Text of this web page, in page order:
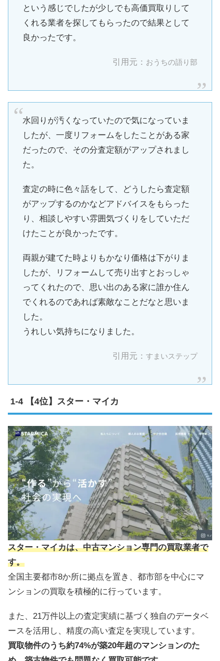
という感じでしたが少しでも高価買取りして
くれる業者を探してもらったので結果として
良かったです。
引用元： おうちの語り部
水回りが汚くなっていたので気になっていま
したが、一度リフォームをしたことがある家
だったので、その分査定額がアップされまし
た。
査定の時に色々話をして、どうしたら査定額
がアップするのかなどアドバイスをもらった
り、相談しやすい雰囲気づくりをしていただ
けたことが良かったです。
両親が建てた時よりもかなり価格は下がりま
したが、リフォームして売り出すとおっしゃ
ってくれたので、思い出のある家に誰か住ん
でくれるのであれば素敵なことだなと思いま
した。
うれしい気持ちになりました。
引用元：すまいステップ
【4位】スター・マイカ
スター・マイカは、中古マンション専門の買取業者で
す。
全国主要都市8か所に拠点を置き、都市部を中心にマ
ンションの買取を積極的に行っています。
また、21万件以上の査定実績に基づく独自のデータベ
ースを活用し、精度の高い査定を実現しています。
買取物件のうち約74%が築20年超のマンションのた